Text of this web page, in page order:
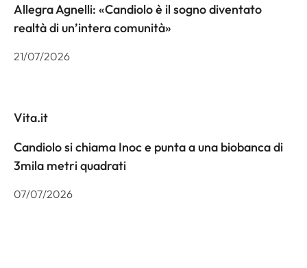
Allegra Agnelli: «Candiolo è il sogno diventato
realtà di un’intera comunità»
21/07/2026
Vita.it
Candiolo si chiama Inoc e punta a una biobanca di
3mila metri quadrati
07/07/2026